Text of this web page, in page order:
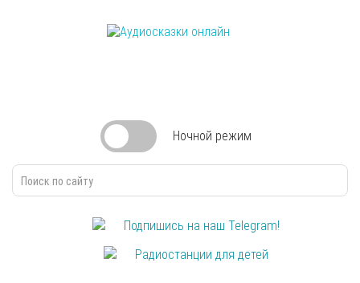
Ночной режим
Подпишись на наш Telegram!
Радиостанции для детей